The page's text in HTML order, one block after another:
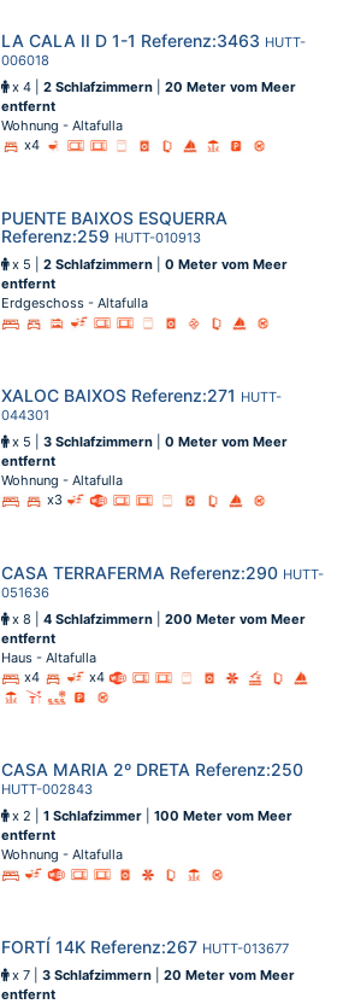
LA CALA II D 1-1 Referenz:3463 HUTT-
006018
x 4 |2 Schlafzimmern |20 Meter vom Meer
entfernt
Wohnung - Altafulla
x4
PUENTE BAIXOS ESQUERRA
Referenz:259 HUTT-010913
x 5 |2 Schlafzimmern |0 Meter vom Meer
entfernt
Erdgeschoss - Altafulla
XALOC BAIXOS Referenz:271 HUTT-
044301
x 5 |3 Schlafzimmern |0 Meter vom Meer
entfernt
Wohnung - Altafulla
x3
CASA TERRAFERMA Referenz:290 HUTT-
051636
x 8 |4 Schlafzimmern |200 Meter vom Meer
entfernt
Haus - Altafulla
x4
x4
CASA MARIA 2º DRETA Referenz:250
HUTT-002843
x 2 |1 Schlafzimmer |100 Meter vom Meer
entfernt
Wohnung - Altafulla
FORTÍ 14K Referenz:267 HUTT-013677
x 7 |3 Schlafzimmern |20 Meter vom Meer
entfernt